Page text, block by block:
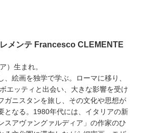
メンテ Francesco CLEMENTE
）生まれ。
絵画を独学で学ぶ。ローマに移り、
エッティと出会い、大きな影響を受け
ガニスタンを旅し、その文化や思想が
となる。1980年代には、イタリアの新
スアヴァングァルディア」の作家のひ